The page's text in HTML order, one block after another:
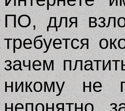
ПО, для
требуется
зачем
никому не
непонятно,